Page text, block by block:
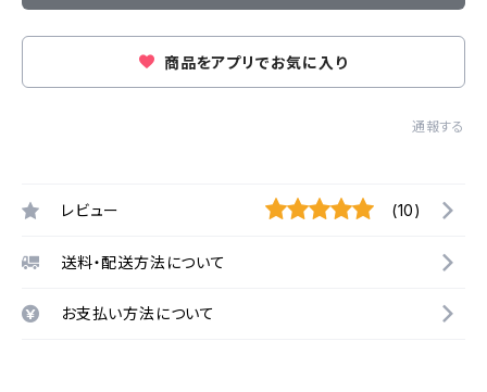
商品をアプリでお気に入り
通報する
レビュー (10)
送料・配送方法について
お支払い方法について